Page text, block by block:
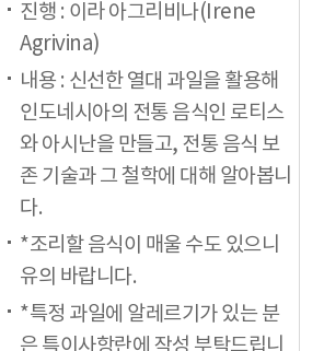
진행 : 이라 아그리비나(Irene
Agrivina)
내용 : 신선한 열대 과일을 활용해
인도네시아의 전통 음식인 로티스
와 아시난을 만들고, 전통 음식 보
존 기술과 그 철학에 대해 알아봅니
다.
*조리할 음식이 매울 수도 있으니
유의 바랍니다.
*특정 과일에 알레르기가 있는 분
은 특이사항란에 작성 부탁드립니